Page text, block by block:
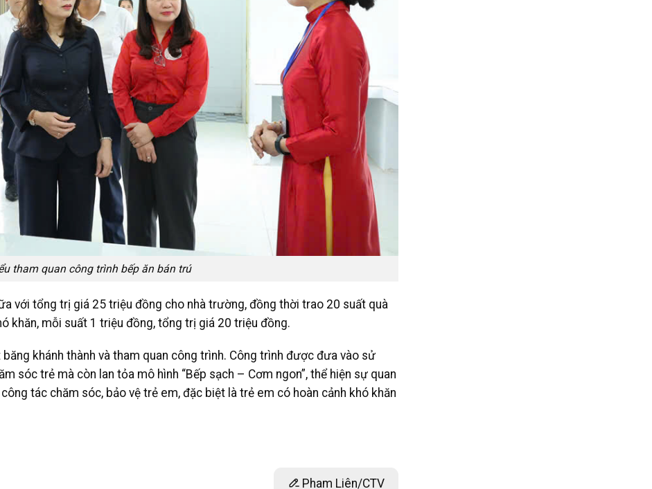
tham quan công trình bếp ăn bán trú
với tổng trị giá 25 triệu đồng cho nhà trường, đồng thời trao 20 suất quà
khăn, mỗi suất 1 triệu đồng, tổng trị giá 20 triệu đồng.
khánh thành và tham quan công trình. Công trình được đưa vào sử
sóc trẻ mà còn lan tỏa mô hình “Bếp sạch – Cơm ngon”, thể hiện sự quan
tác chăm sóc, bảo vệ trẻ em, đặc biệt là trẻ em có hoàn cảnh khó khăn
Pham Liên/CTV